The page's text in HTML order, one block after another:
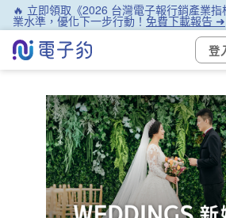
🔥 立即領取《2026 台灣電子報行銷產業
業水準，優化下一步行動！免費下載報告 ➜
登